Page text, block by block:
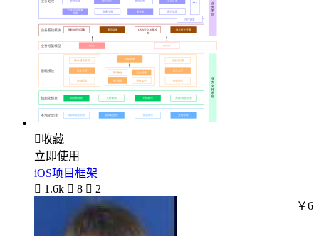
收藏
立即使用
iOS项目框架
 1.6k  8  2
￥6